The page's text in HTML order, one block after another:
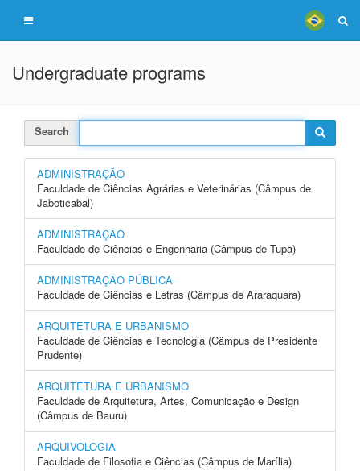
Undergraduate programs
Search
ADMINISTRAÇÃO
Faculdade de Ciências Agrárias e Veterinárias (Câmpus de
Jaboticabal)
ADMINISTRAÇÃO
Faculdade de Ciências e Engenharia (Câmpus de Tupã)
ADMINISTRAÇÃO PÚBLICA
Faculdade de Ciências e Letras (Câmpus de Araraquara)
ARQUITETURA E URBANISMO
Faculdade de Ciências e Tecnologia (Câmpus de Presidente
Prudente)
ARQUITETURA E URBANISMO
Faculdade de Arquitetura, Artes, Comunicação e Design
(Câmpus de Bauru)
ARQUIVOLOGIA
Faculdade de Filosofia e Ciências (Câmpus de Marília)